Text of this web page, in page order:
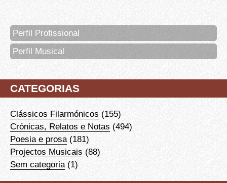
Perfil Profissional
Perfil Musical
CATEGORIAS
Clássicos Filarmónicos (155)
Crónicas, Relatos e Notas (494)
Poesia e prosa (181)
Projectos Musicais (88)
Sem categoria (1)